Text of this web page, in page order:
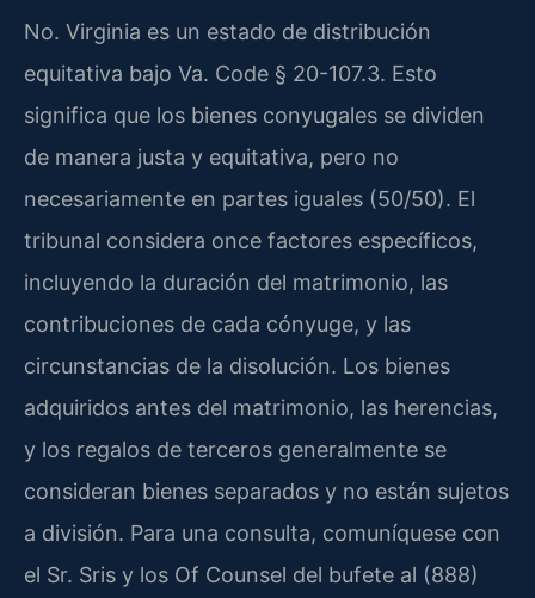
No. Virginia es un estado de distribución
equitativa bajo Va. Code § 20-107.3. Esto
significa que los bienes conyugales se dividen
de manera justa y equitativa, pero no
necesariamente en partes iguales (50/50). El
tribunal considera once factores específicos,
incluyendo la duración del matrimonio, las
contribuciones de cada cónyuge, y las
circunstancias de la disolución. Los bienes
adquiridos antes del matrimonio, las herencias,
y los regalos de terceros generalmente se
consideran bienes separados y no están sujetos
a división. Para una consulta, comuníquese con
el Sr. Sris y los Of Counsel del bufete al (888)